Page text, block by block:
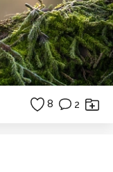
8 2